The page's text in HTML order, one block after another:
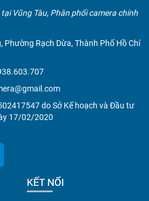
Vũng Tàu, Phân phối camera chính
Phường Rạch Dừa, Thành Phố Hồ Chí
do Sở Kế hoạch và Đầu tư
17/02/2020
KẾT NỐI